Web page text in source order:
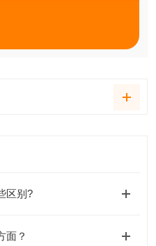
区别?
面？